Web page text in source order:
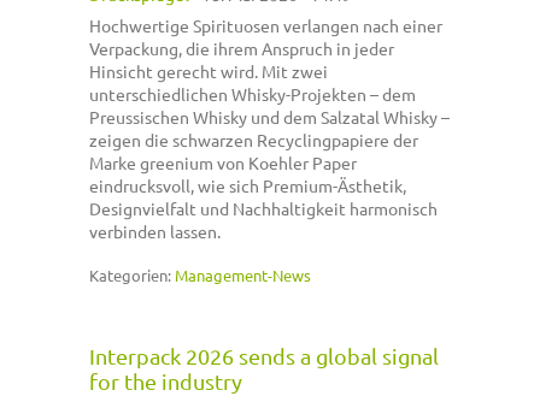
Hochwertige Spirituosen verlangen nach einer
Verpackung, die ihrem Anspruch in jeder
Hinsicht gerecht wird. Mit zwei
unterschiedlichen Whisky-Projekten – dem
Preussischen Whisky und dem Salzatal Whisky –
zeigen die schwarzen Recyclingpapiere der
Marke greenium von Koehler Paper
eindrucksvoll, wie sich Premium-Ästhetik,
Designvielfalt und Nachhaltigkeit harmonisch
verbinden lassen.
Kategorien: Management-News
Interpack 2026 sends a global signal
for the industry